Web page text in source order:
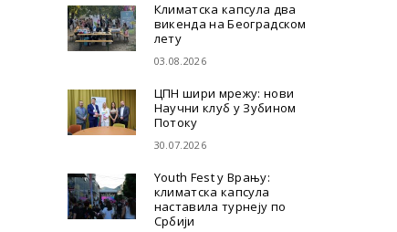
Климатска капсула два
викенда на Београдском
лету
03.08.2026
ЦПН шири мрежу: нови
Научни клуб у Зубином
Потоку
30.07.2026
Youth Fest у Врању:
климатска капсула
наставила турнеју по
Србији